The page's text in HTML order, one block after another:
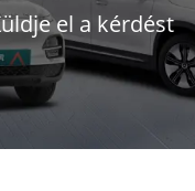
el a kérdést